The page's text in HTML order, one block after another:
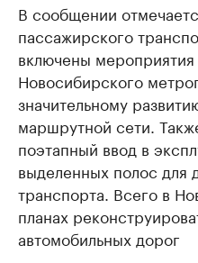
В сообщении
пассажирского
включены мероприятия
Новосибирского
значительному
маршрутной сети.
поэтапный ввод в
выделенных полос для
транспорта. Всего в
планах
автомобильных дорог